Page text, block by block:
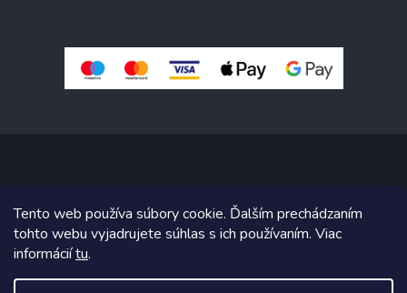
Tento web používa súbory cookie. Ďalším prechádzaním
tohto webu vyjadrujete súhlas s ich používaním. Viac
informáciítu.
Copyright 2026 Pivné sety, stoly, lavice . Všetky práva vyhradené.
Upraviť nastavenie cookies
Grafický návrh vytvoril a na Shoptet implementoval
Shoptetak.cz.